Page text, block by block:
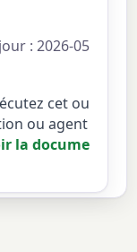
: 2026-05
cet ou
ou agent
la docume